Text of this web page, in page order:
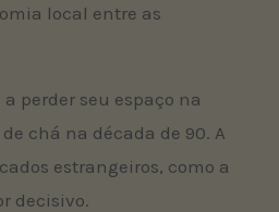
local entre as
perder seu espaço na
chá na década de 90. A
estrangeiros, como a
decisivo.